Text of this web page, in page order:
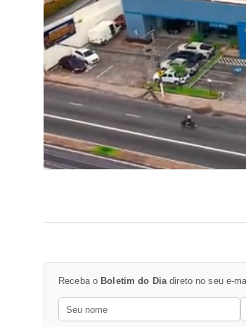
Receba o Boletim do Diadireto no seu e-